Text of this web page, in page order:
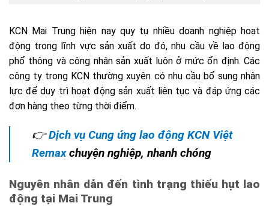
KCN Mai Trung hiện nay quy tụ nhiều doanh nghiệp hoạt
động trong lĩnh vực sản xuất do đó, nhu cầu về lao động
phổ thông và công nhân sản xuất luôn ở mức ổn định. Các
công ty trong KCN thường xuyên có nhu cầu bổ sung nhân
lực để duy trì hoạt động sản xuất liên tục và đáp ứng các
đơn hàng theo từng thời điểm.
👉 Dịch vụ Cung ứng lao động KCN Việt
Remaxchuyện nghiệp, nhanh chóng
Nguyên nhân dẫn đến tình trạng thiếu hụt lao
động tại Mai Trung